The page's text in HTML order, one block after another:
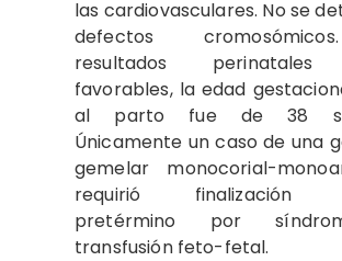
las cardiovasculares. No se
defectos
resultados perinatales
favorables, la edad
al parto fue de 38
Únicamente un caso de una
gemelar monocorial-
requirió finalización
pretérmino por
transfusión feto-fetal.